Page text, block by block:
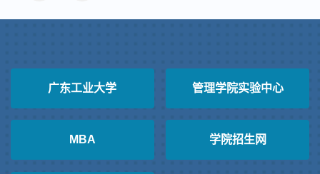
广东工业大学 管理学院实验中心
MBA 学院招生网